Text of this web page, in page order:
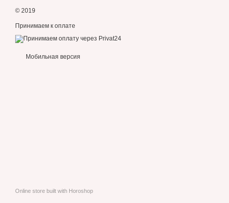
© 2019
Принимаем к оплате
Мобильная версия
Online store built with Horoshop